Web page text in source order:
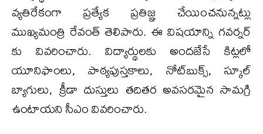
వ్యతిరేకంగా ప్రత్యేక ప్రతిజ్ఞ చేయించనున్నట్లు
ముఖ్యమంత్రి రేవంత్ తెలిపారు. ఈ విషయాన్ని గవర్నర్
కు వివరించారు. విద్యార్థులకు అందజేసే కిట్లలో
యూనిఫాంలు, పాఠ్యపుస్తకాలు, నోట్‌బుక్స్‌, స్కూల్
బ్యాగులు, క్రీడా దుస్తులు తదితర అవసరమైన సామగ్రి
ఉంటాయని సీఎం వివరించారు.